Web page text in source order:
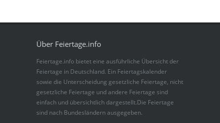
Über Feiertage.info
Feiertage.info bietet eine ausführliche Übersicht der
Feiertage in Deutschland. Ein Feiertagskalender
sowie die Unterscheidung gesetzliche Feiertage, nicht
gesetzliche Feiertage und andere Feiertage sind
einfach und übersichtlich dargestellt.Die Feiertage
sind nach Bundesländern ausgegeben.